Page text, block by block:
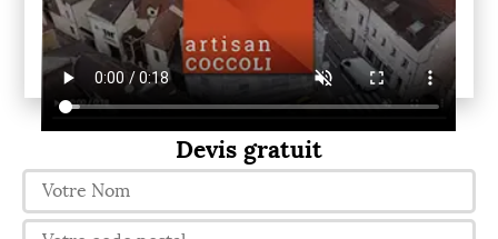
Devis gratuit